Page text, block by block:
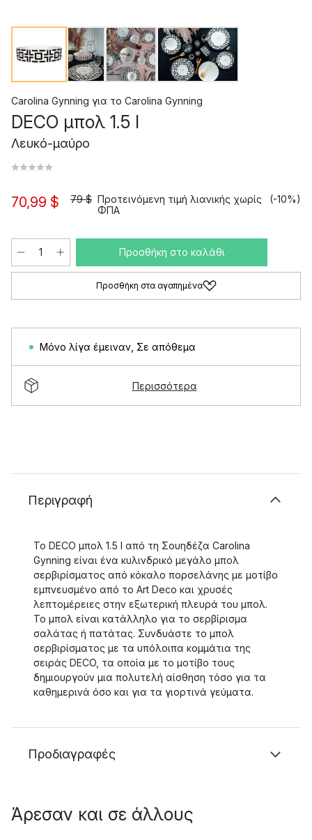
Carolina Gynning για το Carolina Gynning
DECO μπολ 1.5 l
Λευκό-μαύρο
70,99 $ 79 $ Προτεινόμενη τιμή λιανικής χωρίς
ΦΠΑ
(-10%)
Προσθήκη στο καλάθι
Προσθήκη στα αγαπημένα
Μόνο λίγα έμειναν Σε απόθεμα
Περισσότερα
Περιγραφή
Το DECO μπολ 1.5 l από τη Σουηδέζα Carolina
Gynning είναι ένα κυλινδρικό μεγάλο μπολ
σερβιρίσματος από κόκαλο πορσελάνης με μοτίβο
εμπνευσμένο από το Art Deco και χρυσές
λεπτομέρειες στην εξωτερική πλευρά του μπολ.
Το μπολ είναι κατάλληλο για το σερβίρισμα
σαλάτας ή πατάτας. Συνδυάστε το μπολ
σερβιρίσματος με τα υπόλοιπα κομμάτια της
σειράς DECO, τα οποία με το μοτίβο τους
δημιουργούν μια πολυτελή αίσθηση τόσο για τα
καθημερινά όσο και για τα γιορτινά γεύματα.
Προδιαγραφές
Άρεσαν και σε άλλους